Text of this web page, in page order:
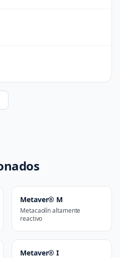
Metaver® M
Metacaolín altamente
reactivo
Metaver® I